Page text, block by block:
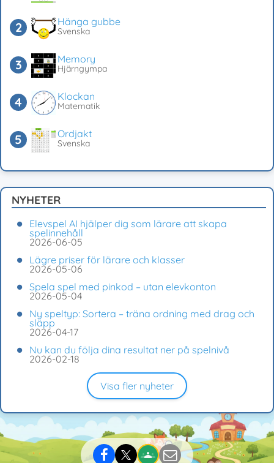
Hänga gubbe
Svenska
Memory
Hjärngympa
Klockan
Matematik
Ordjakt
Svenska
NYHETER
Elevspel AI hjälper dig som lärare att skapa
spelinnehåll
2026-06-05
Lägre priser för lärare och klasser
2026-05-06
Spela spel med pinkod – utan elevkonton
2026-05-04
Ny speltyp: Sortera – träna ordning med drag och
släpp
2026-04-17
Nu kan du följa dina resultat ner på spelnivå
2026-02-18
Visa fler nyheter